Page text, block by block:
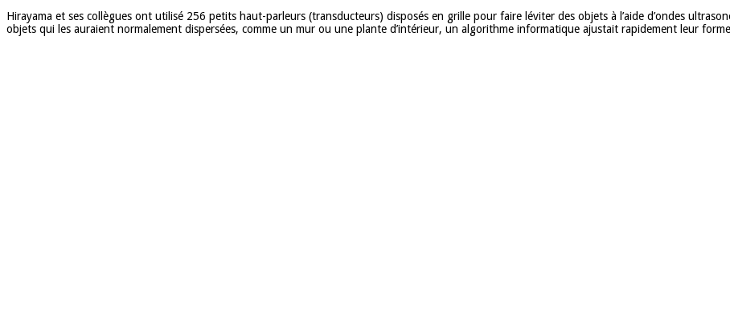
Hirayama et ses collègues ont utilisé 256 petits haut-parleurs (transducteurs) disposés en grille pour faire léviter des objets à l’aide d’ondes
objets qui les auraient normalement dispersées, comme un mur ou une plante d’intérieur, un algorithme informatique ajustait rapidement leur